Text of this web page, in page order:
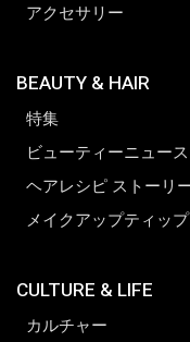
アクセサリー
BEAUTY & HAIR
特集
ビューティーニュース
ヘアレシピ ストーリ
メイクアップティッ
CULTURE & LIFE
カルチャー